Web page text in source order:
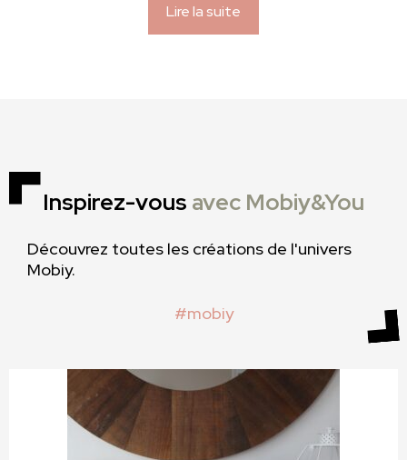
Lire la suite
Inspirez-vous avec Mobiy&You
Découvrez toutes les créations de l'univers
Mobiy.
#mobiy